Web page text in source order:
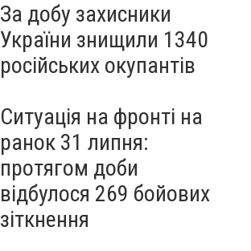
За добу захисники
України знищили 1340
російських окупантів
Ситуація на фронті на
ранок 31 липня:
протягом доби
відбулося 269 бойових
зіткнення